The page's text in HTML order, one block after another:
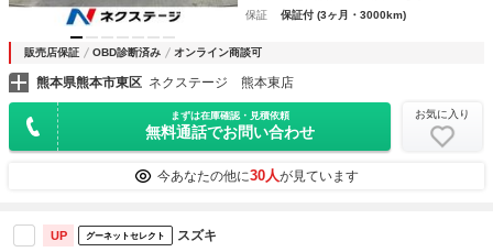
保証
保証付 (3ヶ月・3000km)
販売店保証 OBD診断済み オンライン商談可
熊本県熊本市東区 ネクステージ 熊本東店
まずは在庫確認・見積依頼
無料通話でお問い合わせ
お気に入り
今あなたの他に30人が見ています
UP グーネットセレクト スズキ